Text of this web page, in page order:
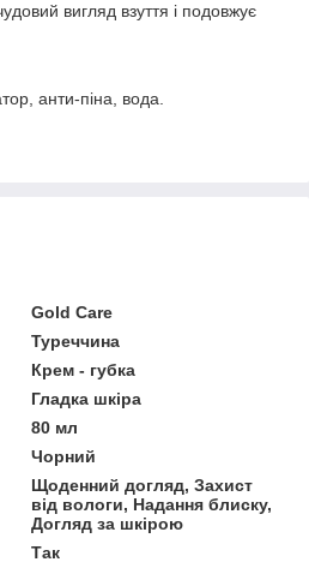
вигляд взуття і подовжує
анти-піна, вода.
Gold Care
Туреччина
Крем - губка
Гладка шкіра
80 мл
Чорний
Щоденний догляд, Захист
від вологи, Надання блиску,
Догляд за шкірою
Так